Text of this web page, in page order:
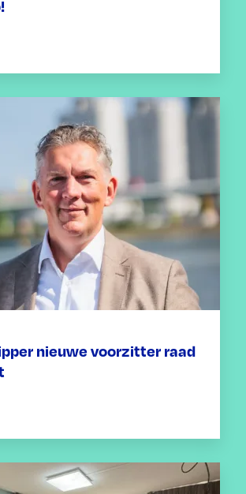
nieuwe voorzitter raad